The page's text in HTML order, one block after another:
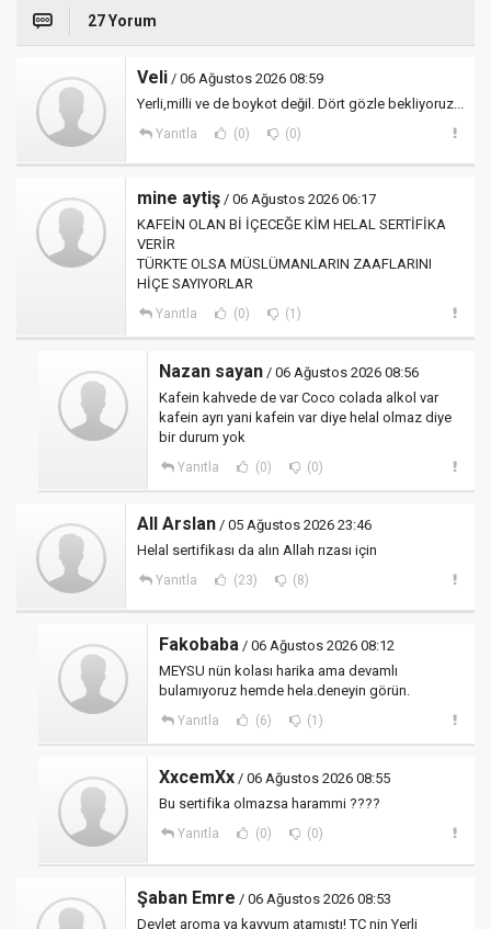
27 Yorum
Veli / 06 Ağustos 2026 08:59
Yerli,milli ve de boykot değil. Dört gözle bekliyoruz...
Yanıtla (0) (0)
mine aytiş / 06 Ağustos 2026 06:17
KAFEİN OLAN Bİ İÇECEĞE KİM HELAL SERTİFİKA
VERİR
TÜRKTE OLSA MÜSLÜMANLARIN ZAAFLARINI
HİÇE SAYIYORLAR
Yanıtla (0) (1)
Nazan sayan / 06 Ağustos 2026 08:56
Kafein kahvede de var Coco colada alkol var
kafein ayrı yani kafein var diye helal olmaz diye
bir durum yok
Yanıtla (0) (0)
All Arslan / 05 Ağustos 2026 23:46
Helal sertifikası da alın Allah rızası için
Yanıtla (23) (8)
Fakobaba / 06 Ağustos 2026 08:12
MEYSU nün kolası harika ama devamlı
bulamıyoruz hemde hela.deneyin görün.
Yanıtla (6) (1)
XxcemXx / 06 Ağustos 2026 08:55
Bu sertifika olmazsa harammi ????
Yanıtla (0) (0)
Şaban Emre / 06 Ağustos 2026 08:53
Devlet aroma ya kayyum atamıstı! TC nin Yerli